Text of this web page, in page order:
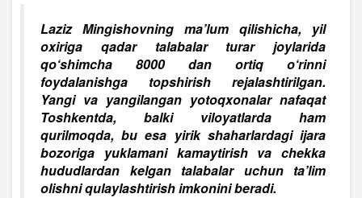
Laziz Mingishovning ma’lum qilishicha, yil
oxiriga qadar talabalar turar joylarida
qo‘shimcha 8000 dan ortiq o‘rinni
foydalanishga topshirish rejalashtirilgan.
Yangi va yangilangan yotoqxonalar nafaqat
Toshkentda, balki viloyatlarda ham
qurilmoqda, bu esa yirik shaharlardagi ijara
bozoriga yuklamani kamaytirish va chekka
hududlardan kelgan talabalar uchun ta’lim
olishni qulaylashtirish imkonini beradi.